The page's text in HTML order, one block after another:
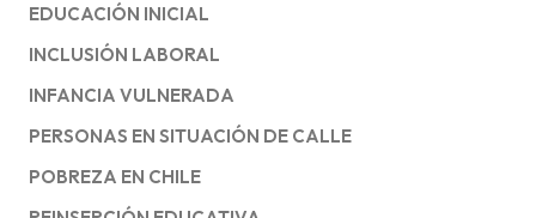
EDUCACIÓN INICIAL
INCLUSIÓN LABORAL
INFANCIA VULNERADA
PERSONAS EN SITUACIÓN DE CALLE
POBREZA EN CHILE